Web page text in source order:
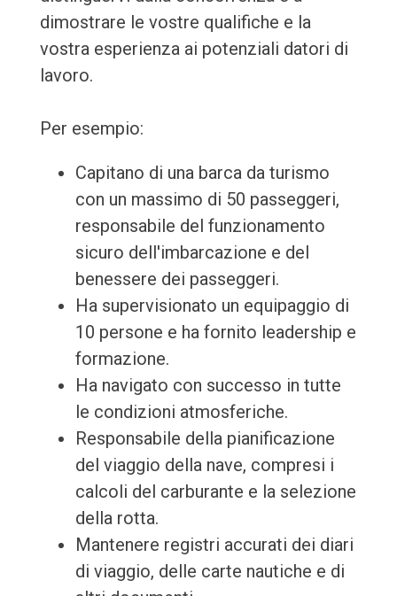
dimostrare le vostre qualifiche e la
vostra esperienza ai potenziali datori di
lavoro.
Per esempio:
Capitano di una barca da turismo
con un massimo di 50 passeggeri,
responsabile del funzionamento
sicuro dell'imbarcazione e del
benessere dei passeggeri.
Ha supervisionato un equipaggio di
10 persone e ha fornito leadership e
formazione.
Ha navigato con successo in tutte
le condizioni atmosferiche.
Responsabile della pianificazione
del viaggio della nave, compresi i
calcoli del carburante e la selezione
della rotta.
Mantenere registri accurati dei diari
di viaggio, delle carte nautiche e di